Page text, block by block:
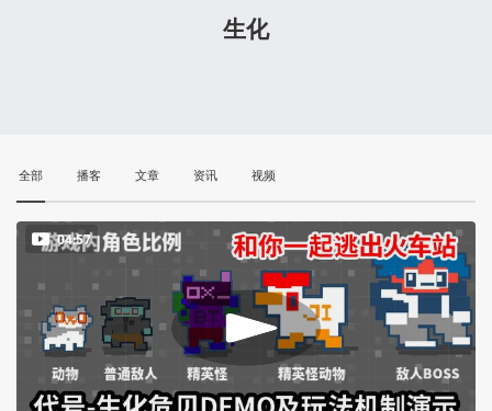
生化
全部 播客 文章 资讯 视频
04:57